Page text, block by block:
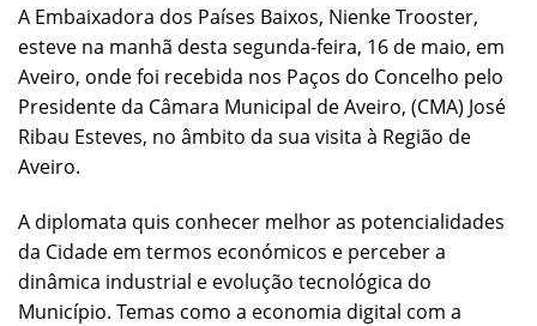
A Embaixadora dos Países Baixos, Nienke Trooster,
esteve na manhã desta segunda-feira, 16 de maio, em
Aveiro, onde foi recebida nos Paços do Concelho pelo
Presidente da Câmara Municipal de Aveiro, (CMA) José
Ribau Esteves, no âmbito da sua visita à Região de
Aveiro.
A diplomata quis conhecer melhor as potencialidades
da Cidade em termos económicos e perceber a
dinâmica industrial e evolução tecnológica do
Município. Temas como a economia digital com a